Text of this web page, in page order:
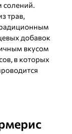
солений.
трав,
добавок
вкусом
в которых